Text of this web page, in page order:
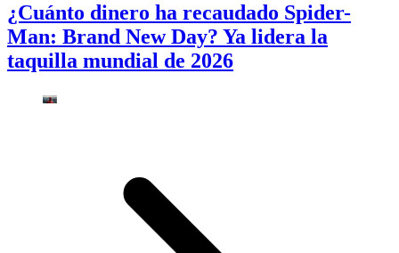
¿Cuánto dinero ha recaudado Spider-
Man: Brand New Day? Ya lidera la
taquilla mundial de 2026